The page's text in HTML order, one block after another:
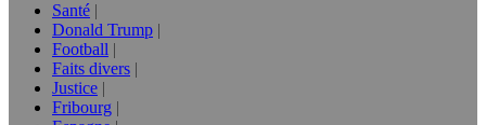
Santé
Donald Trump
Football
Faits divers
Justice
Fribourg